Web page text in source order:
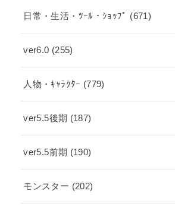
日常・生活・ﾂｰﾙ・ｼｮｯﾌﾟ (671)
ver6.0 (255)
人物・ｷｬﾗｸﾀｰ (779)
ver5.5後期 (187)
ver5.5前期 (190)
モンスター (202)